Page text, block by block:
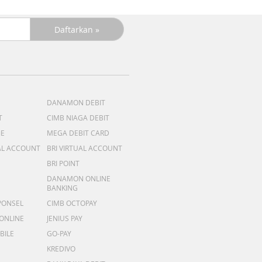
DANAMON DEBIT
CIMB NIAGA DEBIT
MEGA DEBIT CARD
ACCOUNT
BRI VIRTUAL ACCOUNT
BRI POINT
DANAMON ONLINE
BANKING
CIMB OCTOPAY
JENIUS PAY
GO-PAY
KREDIVO